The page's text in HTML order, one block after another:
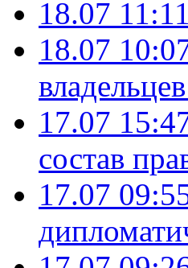
18.07 11:11
18.07
17.07
состав
17.07